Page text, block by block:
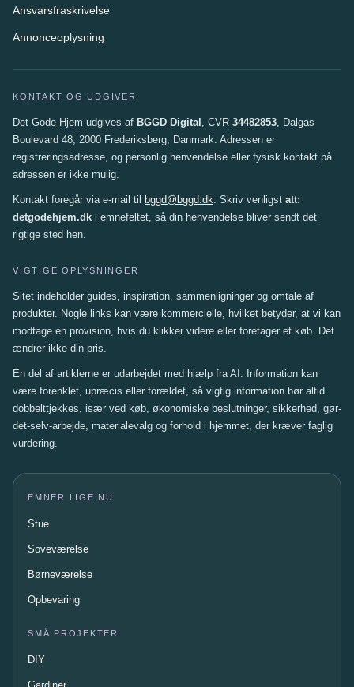
Ansvarsfraskrivelse
Annonceoplysning
KONTAKT OG UDGIVER
Det Gode Hjem udgives af BGGD Digital , CVR 34482853, Dalgas
Boulevard 48, 2000 Frederiksberg, Danmark. Adressen er
registreringsadresse, og personlig henvendelse eller fysisk kontakt på
adressen er ikke mulig.
Kontakt foregår via e-mail til bggd@bggd.dk. Skriv venligst att:
detgodehjem.dk i emnefeltet, så din henvendelse bliver sendt det
rigtige sted hen.
VIGTIGE OPLYSNINGER
Sitet indeholder guides, inspiration, sammenligninger og omtale af
produkter. Nogle links kan være kommercielle, hvilket betyder, at vi kan
modtage en provision, hvis du klikker videre eller foretager et køb. Det
ændrer ikke din pris.
En del af artiklerne er udarbejdet med hjælp fra AI. Information kan
være forenklet, upræcis eller forældet, så vigtig information bør altid
dobbelttjekkes, især ved køb, økonomiske beslutninger, sikkerhed, gør-
det-selv-arbejde, materialevalg og forhold i hjemmet, der kræver faglig
vurdering.
EMNER LIGE NU
Stue
Soveværelse
Børneværelse
Opbevaring
SMÅ PROJEKTER
DIY